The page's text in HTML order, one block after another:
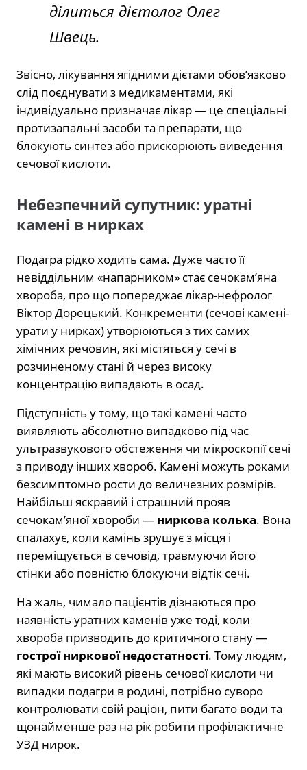
ділиться дієтолог Олег
Швець.
Звісно, лікування ягідними дієтами обов’язково
слід поєднувати з медикаментами, які
індивідуально призначає лікар — це спеціальні
протизапальні засоби та препарати, що
блокують синтез або прискорюють виведення
сечової кислоти.
Небезпечний супутник: уратні
камені в нирках
Подагра рідко ходить сама. Дуже часто її
невіддільним «напарником» стає сечокам’яна
хвороба, про що попереджає лікар-нефролог
Віктор Дорецький. Конкременти (сечові камені-
урати у нирках) утворюються з тих самих
хімічних речовин, які містяться у сечі в
розчиненому стані й через високу
концентрацію випадають в осад.
Підступність у тому, що такі камені часто
виявляють абсолютно випадково під час
ультразвукового обстеження чи мікроскопії сечі
з приводу інших хвороб. Камені можуть роками
безсимптомно рости до величезних розмірів.
Найбільш яскравий і страшний прояв
сечокам’яної хвороби — ниркова колька. Вона
спалахує, коли камінь зрушує з місця і
переміщується в сечовід, травмуючи його
стінки або повністю блокуючи відтік сечі.
На жаль, чимало пацієнтів дізнаються про
наявність уратних каменів уже тоді, коли
хвороба призводить до критичного стану —
гострої ниркової недостатності. Тому людям,
які мають високий рівень сечової кислоти чи
випадки подагри в родині, потрібно суворо
контролювати свій раціон, пити багато води та
щонайменше раз на рік робити профілактичне
УЗД нирок.